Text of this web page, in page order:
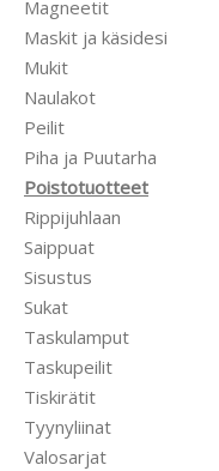
Magneetit
Maskit ja käsidesi
Mukit
Naulakot
Peilit
Piha ja Puutarha
Poistotuotteet
Rippijuhlaan
Saippuat
Sisustus
Sukat
Taskulamput
Taskupeilit
Tiskirätit
Tyynyliinat
Valosarjat